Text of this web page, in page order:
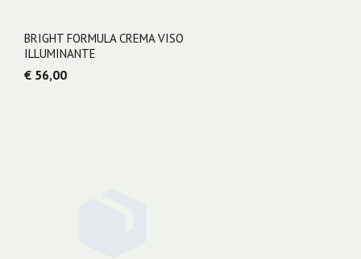
BRIGHT FORMULA CREMA VISO
ILLUMINANTE
€ 56,00